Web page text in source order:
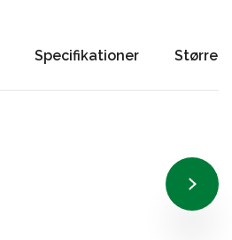
Specifikationer